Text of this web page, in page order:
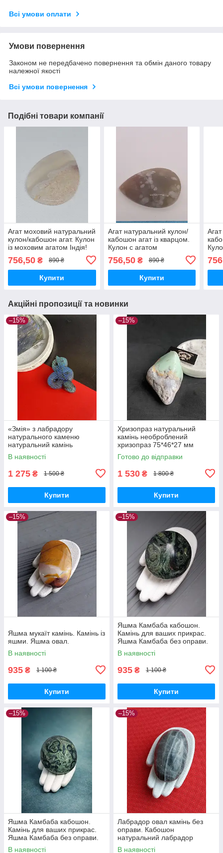
Всі умови оплати
Умови повернення
Законом не передбачено повернення та обмін даного товару
належної якості
Всі умови повернення
Подібні товари компанії
Агат моховий натуральний
кулон/кабошон агат. Кулон
із моховим агатом Індія!
756,50 ₴ 890 ₴
Купити
Агат натуральний кулон/
кабошон агат із кварцом.
Кулон с агатом
756,50₴ 890 ₴
Купити
Акційні пропозиції та новинки
–15%
«Змія» з лабрадору
натурального каменю
натуральний камінь
лабрадор фігурка змія
лабрадор без оправи.Індія
В наявності
1 275 ₴ 1 500 ₴
Купити
–15%
Хризопраз натуральний
камінь необроблений
хризопраз 75*46*27 мм
Готово до відправки
1 530 ₴ 1 800 ₴
Купити
–15%
Яшма мукаїт камінь. Камінь із
яшми. Яшма овал.
В наявності
935 ₴ 1 100 ₴
Купити
–15%
Яшма Камбаба кабошон.
Камінь для ваших прикрас.
Яшма Камбаба без оправи.
В наявності
935 ₴ 1 100 ₴
Купити
–15%
Яшма Камбаба кабошон.
Камінь для ваших прикрас.
Яшма Камбаба без оправи.
В наявності
–15%
Лабрадор овал камінь без
оправи. Кабошон
натуральний лабрадор
63*38*22 мм. Індія.
В наявності